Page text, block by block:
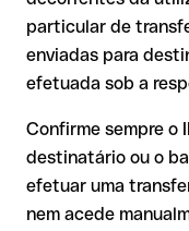
comissões
Recomendação :
transferência com o
precaução é
elevados ou em novas
particular de
enviadas para
efetuada sob a
Confirme sempre o
destinatário ou o
efetuar uma
nem acede